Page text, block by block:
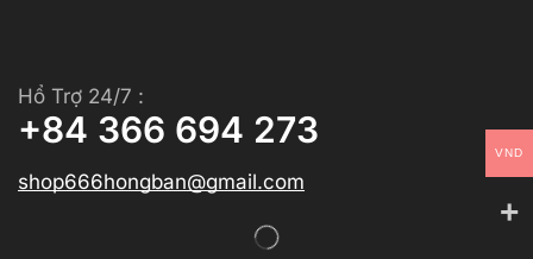
Hổ Trợ 24/7 :
+84 366 694 273
shop666hongban@gmail.com
VND